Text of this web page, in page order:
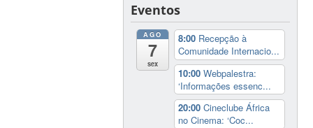
Eventos
AGO
7
sex
8:00 Recepção à
Comunidade Internacio...
10:00Webpalestra:
‘Informações essenc...
20:00Cineclube África
no Cinema: ‘Coc...